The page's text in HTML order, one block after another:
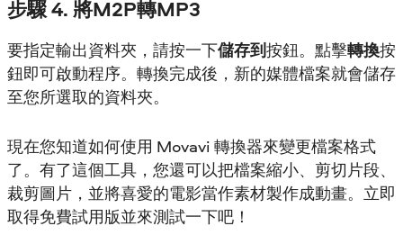
步驟 4. 將M2P轉MP3
要指定輸出資料夾，請按一下儲存到按鈕。點擊轉換按
鈕即可啟動程序。轉換完成後，新的媒體檔案就會儲存
至您所選取的資料夾。
現在您知道如何使用 Movavi 轉換器來變更檔案格式
了。有了這個工具，您還可以把檔案縮小、剪切片段、
裁剪圖片，並將喜愛的電影當作素材製作成動畫。立即
取得免費試用版並來測試一下吧！